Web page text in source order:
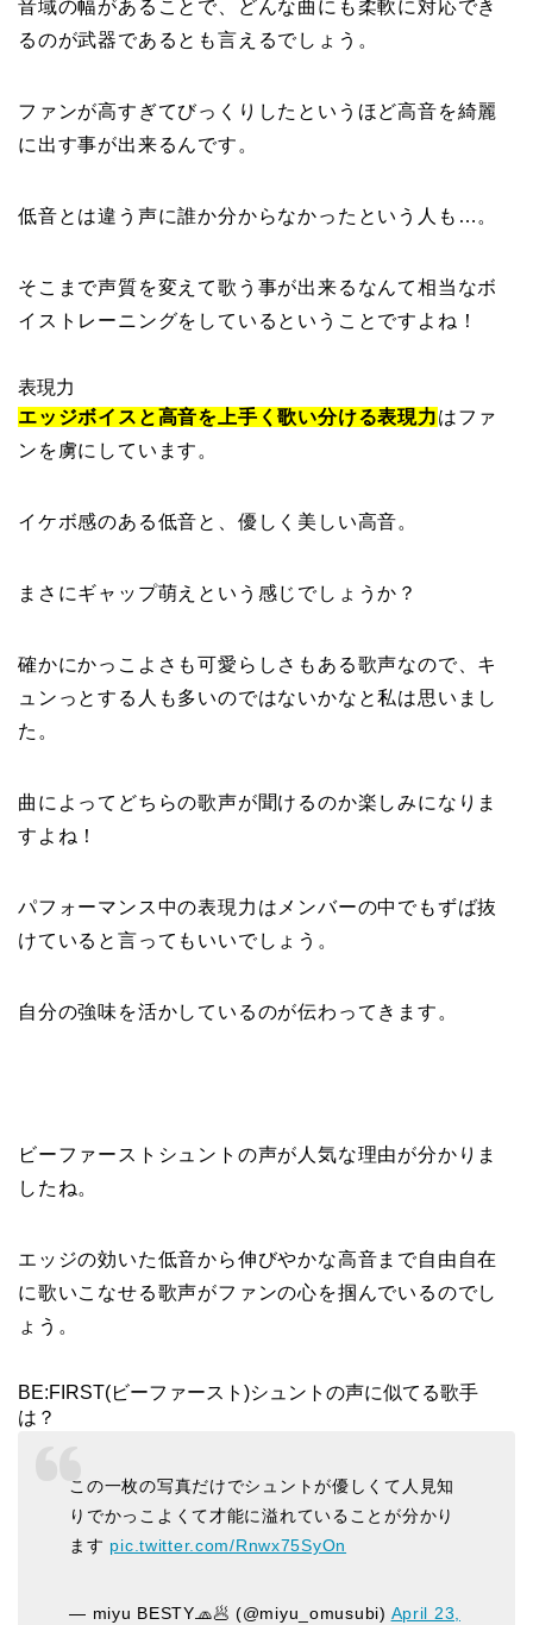
音域の幅があることで、どんな曲にも柔軟に対応でき
るのが武器であるとも言えるでしょう。
ファンが高すぎてびっくりしたというほど高音を綺麗
に出す事が出来るんです。
低音とは違う声に誰か分からなかったという人も…。
そこまで声質を変えて歌う事が出来るなんて相当なボ
イストレーニングをしているということですよね！
表現力
エッジボイスと高音を上手く歌い分ける表現力はファ
ンを虜にしています。
イケボ感のある低音と、優しく美しい高音。
まさにギャップ萌えという感じでしょうか？
確かにかっこよさも可愛らしさもある歌声なので、キ
ュンっとする人も多いのではないかなと私は思いまし
た。
曲によってどちらの歌声が聞けるのか楽しみになりま
すよね！
パフォーマンス中の表現力はメンバーの中でもずば抜
けていると言ってもいいでしょう。
自分の強味を活かしているのが伝わってきます。
ビーファーストシュントの声が人気な理由が分かりま
したね。
エッジの効いた低音から伸びやかな高音まで自由自在
に歌いこなせる歌声がファンの心を掴んでいるのでし
ょう。
BE:FIRST(ビーファースト)シュントの声に似てる歌手
は？
この一枚の写真だけでシュントが優しくて人見知
りでかっこよくて才能に溢れていることが分かり
ます pic.twitter.com/Rnwx75SyOn
— miyu BESTY🧢🥟 (@miyu_omusubi) April 23,